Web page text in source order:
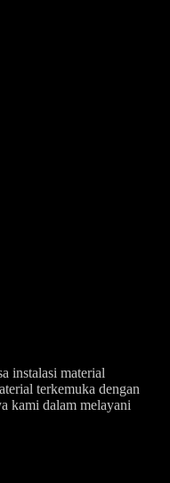
instalasi material
terkemuka dengan
kami dalam melayani